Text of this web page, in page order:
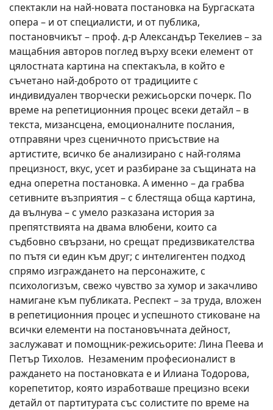
спектакли на най-новата постановка на Бургаската
опера – и от специалисти, и от публика,
постановчикът – проф. д-р Александър Текелиев – за
мащабния авторов поглед върху всеки елемент от
цялостната картина на спектакъла, в който е
съчетано най-доброто от традициите с
индивидуален творчески режисьорски почерк. По
време на репетиционния процес всеки детайл – в
текста, мизансцена, емоционалните послания,
отправяни чрез сценичното присъствие на
артистите, всичко бе анализирано с най-голяма
прецизност, вкус, усет и разбиране за същината на
една оперетна постановка. А именно – да грабва
сетивните възприятия – с блестяща обща картина,
да вълнува – с умело разказана история за
препятствията на двама влюбени, които са
съдбовно свързани, но срещат предизвикателства
по пътя си един към друг; с интелигентен подход
спрямо изграждането на персонажите, с
психологизъм, свежо чувство за хумор и закачливо
намигане към публиката. Респект – за труда, вложен
в репетиционния процес и успешното стиковане на
всички елементи на постановъчната дейност,
заслужават и помощник-режисьорите: Лина Пеева и
Петър Тихолов. Незаменим професионалист в
раждането на постановката е и Илиана Тодорова,
корепетитор, която изработваше прецизно всеки
детайл от партитурата със солистите по време на